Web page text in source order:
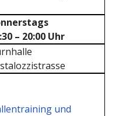
– 20:00 Uhr
und